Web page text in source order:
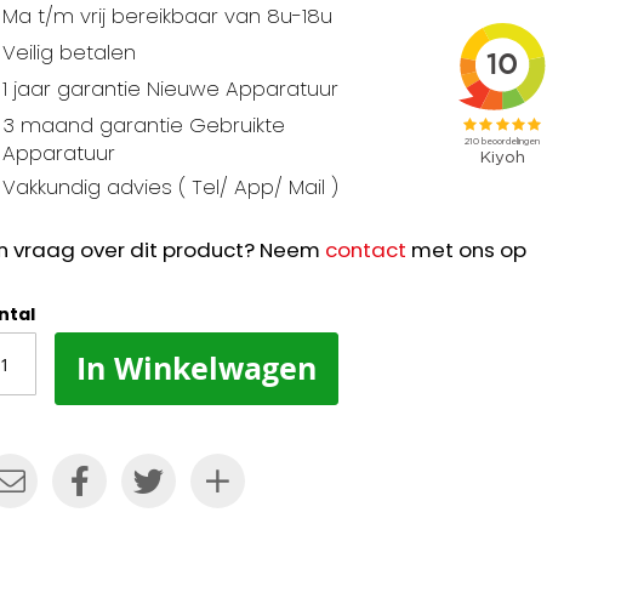
Ma t/m vrij bereikbaar van 8u-18u
Veilig betalen
1 jaar garantie Nieuwe Apparatuur
3 maand garantie Gebruikte
Apparatuur
Vakkundig advies ( Tel/ App/ Mail )
vraag over dit product? Neem contact met ons op
In Winkelwagen